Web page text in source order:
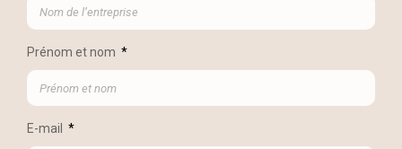
Prénom et nom
E-mail